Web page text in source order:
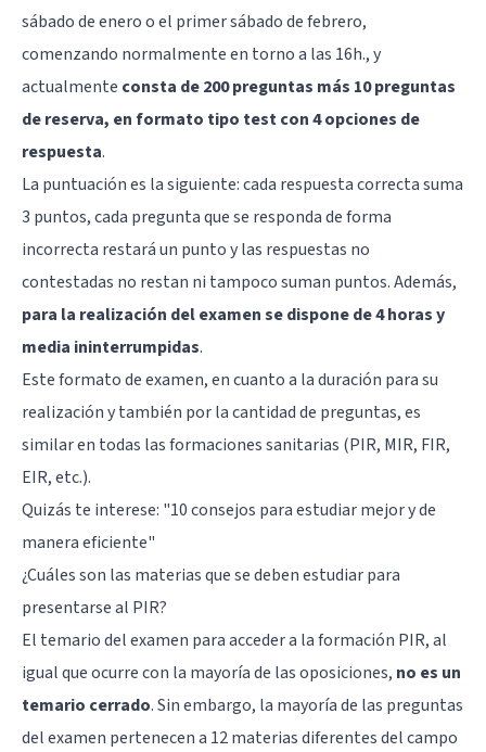
sábado de enero o el primer sábado de febrero,
comenzando normalmente en torno a las 16h., y
actualmente consta de 200 preguntas más 10 preguntas
de reserva, en formato tipo test con 4 opciones de
respuesta.
La puntuación es la siguiente: cada respuesta correcta suma
3 puntos, cada pregunta que se responda de forma
incorrecta restará un punto y las respuestas no
contestadas no restan ni tampoco suman puntos. Además,
para la realización del examen se dispone de 4 horas y
media ininterrumpidas.
Este formato de examen, en cuanto a la duración para su
realización y también por la cantidad de preguntas, es
similar en todas las formaciones sanitarias (PIR, MIR, FIR,
EIR, etc.).
Quizás te interese: "10 consejos para estudiar mejor y de
manera eficiente"
¿Cuáles son las materias que se deben estudiar para
presentarse al PIR?
El temario del examen para acceder a la formación PIR, al
igual que ocurre con la mayoría de las oposiciones, no es un
temario cerrado. Sin embargo, la mayoría de las preguntas
del examen pertenecen a 12 materias diferentes del campo